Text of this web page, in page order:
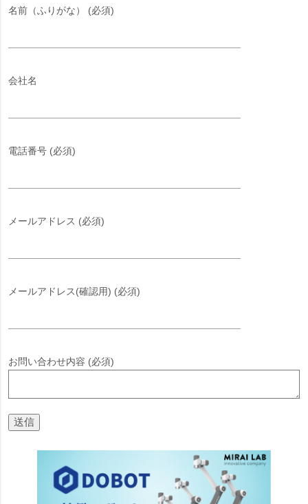
名前（ふりがな） (必須)
会社名
電話番号 (必須)
メールアドレス (必須)
メールアドレス(確認用) (必須)
お問い合わせ内容 (必須)